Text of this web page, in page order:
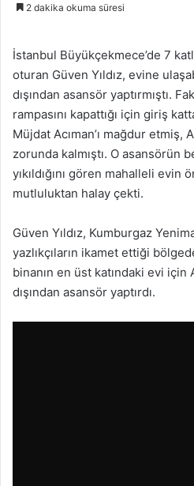
2 dakika okuma süresi
İstanbul Büyükçekmece’de 7
oturan Güven Yıldız, evine
dışından asansör yaptırmıştı.
rampasını kapattığı için giriş
Müjdat Acıman’ı mağdur etmiş,
zorunda kalmıştı. O asansörün
yıkıldığını gören mahalleli evin
mutluluktan halay çekti.
Güven Yıldız, Kumburgaz
yazlıkçıların ikamet ettiği
binanın en üst katındaki evi için
dışından asansör yaptırdı.